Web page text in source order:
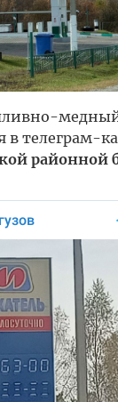
в телеграм-
районной